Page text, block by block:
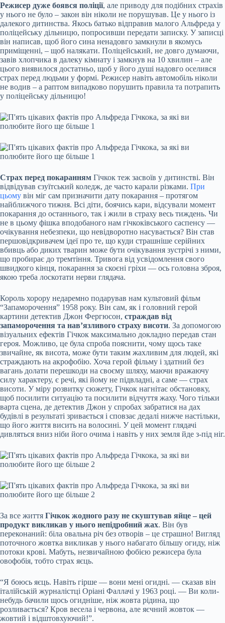
Режисер дуже боявся поліції, але приводу для подібних страхів
у нього не було – закон він ніколи не порушував. Це у нього із
далекого дитинства. Якось батько відправив малого Альфреда у
поліцейську дільницю, попросивши передати записку. У записці
він написав, щоб його сина ненадовго замкнули в якомусь
приміщенні, – щоб налякати. Поліцейський, не довго думаючи,
завів хлопчика в далеку кімнату і замкнув на 10 хвилин – але
цього виявилося достатньо, щоб у його душі надовго оселився
страх перед людьми у формі. Режисер навіть автомобіль ніколи
не водив – а раптом випадково порушить правила та потрапить
у поліцейську дільницю!
Страх перед покаранням Гічкок теж засвоїв у дитинстві. Він
відвідував єзуїтський коледж, де часто карали різками. При
цьому він міг сам призначити дату покарання – протягом
найближчого тижня. Всі діти, боячись кари, відсували момент
покарання до останнього, так і жили в страху весь тиждень. Чи
не в цьому фішка вподобаного нам гічкоківського саспенсу —
очікування небезпеки, що невідворотно насувається? Він став
першовідкривачем ідеї про те, що куди страшніше серійних
вбивць або диких тварин може бути очікування зустрічі з ними,
що пробирає до тремтіння. Тривога від усвідомлення свого
швидкого кінця, покарання за скоєні гріхи — ось головна зброя,
якою треба лоскотати нерви глядача.
Король хорору недаремно подарував нам культовий фільм
“Запаморочення” 1958 року. Він сам, як і головний герой
картини детектив Джон Фергюсон, страждав від
запаморочення та нав’язливого страху висоти. За допомогою
візуальних ефектів Гічкок максимально докладно передав стан
героя. Можливо, це була спроба пояснити, чому щось таке
звичайне, як висота, може бути таким жахливим для людей, які
страждають на акрофобію. Хоча герой фільму і здатний без
вагань долати перешкоди на своєму шляху, маючи вражаючу
силу характеру, є речі, які йому не підвладні, а саме — страх
висоти. У міру розвитку сюжету, Гічкок нагнітає обстановку,
щоб посилити ситуацію та посилити відчуття жаху. Чого тільки
варта сцена, де детектив Джон у спробах забратися на дах
будівлі в результаті зривається і сповзає дедалі нижче настільки,
що його життя висить на волосині. У цей момент глядачі
дивляться вниз ніби його очима і навіть у них земля йде з-під ніг.
За все життя Гічкок жодного разу не скуштував яйце – цей
продукт викликав у нього непідробний жах. Він був
переконаний: біла овальна річ без отворів – це страшно! Вигляд
поточного жовтка викликав у нього набагато більшу огиду, ніж
потоки крові. Мабуть, незвичайною фобією режисера була
овофобія, тобто страх яєць.
“Я боюсь яєць. Навіть гірше — вони мені огидні. — сказав він
італійській журналістці Оріані Фаллачі у 1963 році. — Ви коли-
небудь бачили щось огидніше, ніж жовта рідина, що
розливається? Кров весела і червона, але яєчний жовток —
жовтий і відштовхуючий!”.